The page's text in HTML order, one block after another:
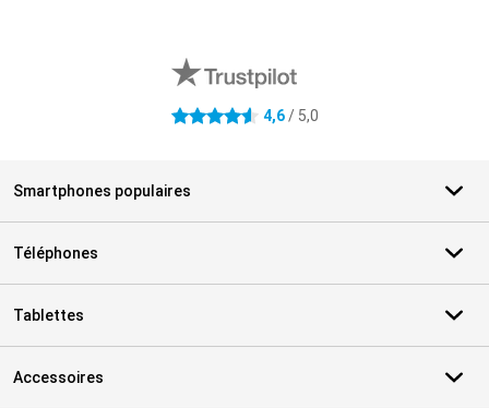
4.6 étoiles 4,6/ 5,0
Smartphones populaires
Téléphones
Tablettes
Accessoires